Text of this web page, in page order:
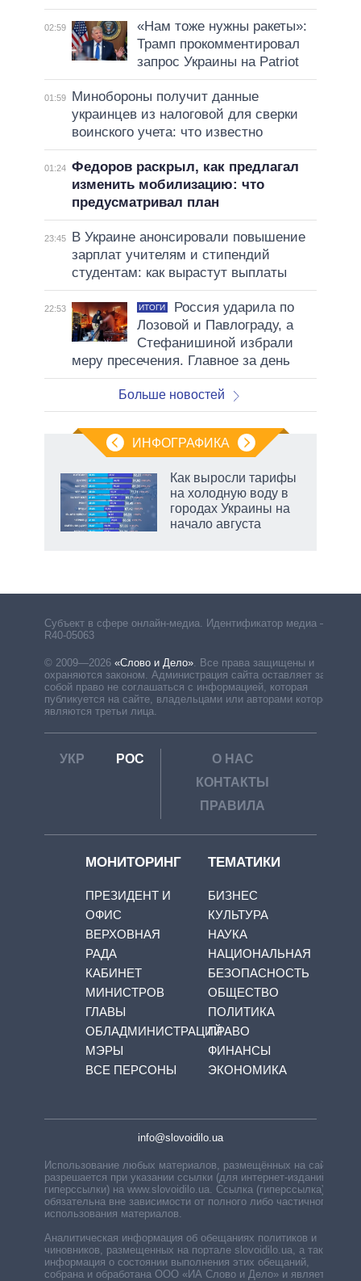
02:59
«Нам тоже нужны ракеты»:
Трамп прокомментировал
запрос Украины на Patriot
01:59
Минобороны получит данные
украинцев из налоговой для сверки
воинского учета: что известно
01:24 Федоров раскрыл, как предлагал
изменить мобилизацию: что
предусматривал план
23:45
В Украине анонсировали повышение
зарплат учителям и стипендий
студентам: как вырастут выплаты
22:53 ИТОГИ
Россия ударила по
Лозовой и Павлограду, а
Стефанишиной избрали
меру пресечения. Главное за день
Больше новостей
ИНФОГРАФИКА
Как выросли тарифы
на холодную воду в
городах Украины на
начало августа
Субъект в сфере онлайн-медиа. Идентификатор медиа –
R40-05063
© 2009—2026 «Слово и Дело»
Все права защищены и
охраняются законом. Администрация сайта оставляет за
собой право не соглашаться с информацией, которая
публикуется на сайте, владельцами или авторами которой
являются третьи лица.
УКР РОС
О НАС
КОНТАКТЫ
ПРАВИЛА
МОНИТОРИНГ
ПРЕЗИДЕНТ И
ОФИС
ВЕРХОВНАЯ
РАДА
КАБИНЕТ
МИНИСТРОВ
ГЛАВЫ
ОБЛАДМИНИСТРАЦИЙ
МЭРЫ
ВСЕ ПЕРСОНЫ
ТЕМАТИКИ
БИЗНЕС
КУЛЬТУРА
НАУКА
НАЦИОНАЛЬНАЯ
БЕЗОПАСНОСТЬ
ОБЩЕСТВО
ПОЛИТИКА
ПРАВО
ФИНАНСЫ
ЭКОНОМИКА
info@slovoidilo.ua
Использование любых материалов, размещённых на сайте,
разрешается при указании ссылки (для интернет-изданий —
гиперссылки) на www.slovoidilo.ua. Ссылка (гиперссылка)
обязательна вне зависимости от полного либо частичного
использования материалов.
Аналитическая информация об обещаниях политиков и
чиновников, размещенных на портале slovoidilo.ua, а также
информация о состоянии выполнения этих обещаний,
собрана и обработана ООО «ИА Слово и Дело» и является